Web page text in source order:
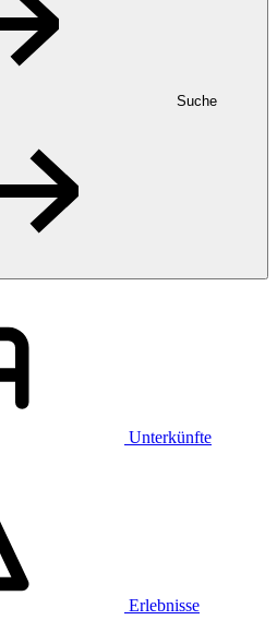
Suche
Unterkünfte
Erlebnisse